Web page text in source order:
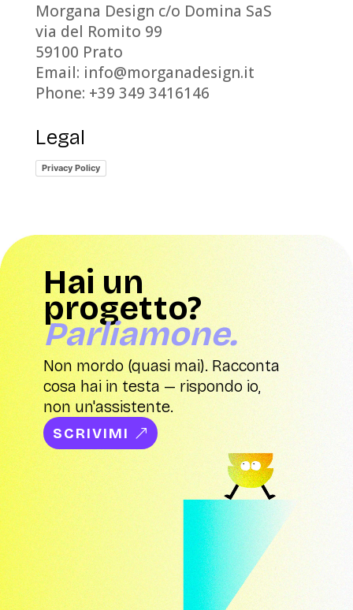
Morgana Design c/o Domina SaS
via del Romito 99
59100 Prato
Email: info@morganadesign.it
Phone: +39 349 3416146
Legal
Privacy Policy
Hai un
progetto?
Parliamone.
Non mordo (quasi mai). Racconta
cosa hai in testa — rispondo io,
non un'assistente.
SCRIVIMI